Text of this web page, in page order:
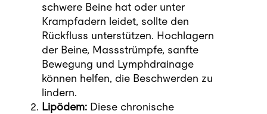
schwere Beine hat oder unter
Krampfadern leidet, sollte den
Rückfluss unterstützen. Hochlagern
der Beine, Massstrümpfe, sanfte
Bewegung und Lymphdrainage
können helfen, die Beschwerden zu
lindern.
Lipödem: Diese chronische